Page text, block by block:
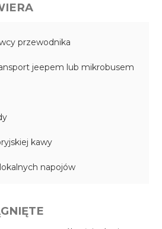
przewodnika
jeepem lub mikrobusem
kawy
napojów